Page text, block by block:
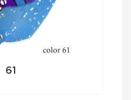
61